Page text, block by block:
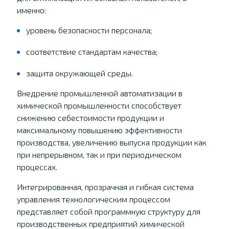
именно:
уровень безопасности персонала;
соответствие стандартам качества;
защита окружающей среды.
Внедрение промышленной автоматизации в
химической промышленности способствует
снижению себестоимости продукции и
максимальному повышению эффективности
производства, увеличению выпуска продукции как
при непрерывном, так и при периодическом
процессах.
Интегрированная, прозрачная и гибкая система
управления технологическим процессом
представляет собой программную структуру для
производственных предприятий химической